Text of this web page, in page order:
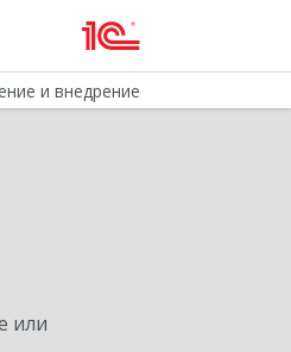
и внедрение
или